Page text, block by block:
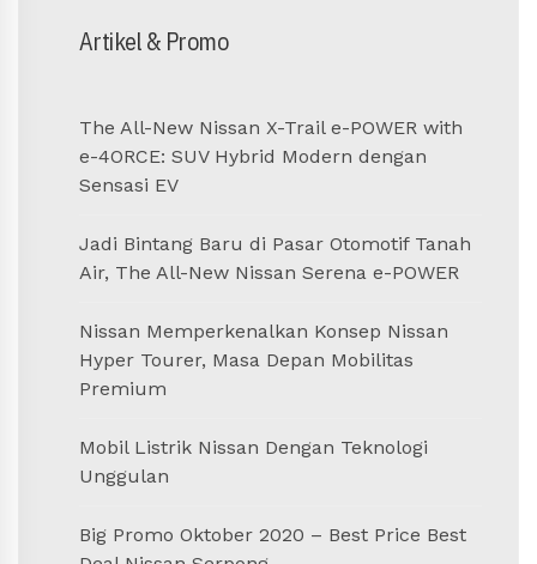
Artikel & Promo
The All-New Nissan X-Trail e-POWER with
e-4ORCE: SUV Hybrid Modern dengan
Sensasi EV
Jadi Bintang Baru di Pasar Otomotif Tanah
Air, The All-New Nissan Serena e-POWER
Nissan Memperkenalkan Konsep Nissan
Hyper Tourer, Masa Depan Mobilitas
Premium
Mobil Listrik Nissan Dengan Teknologi
Unggulan
Big Promo Oktober 2020 – Best Price Best